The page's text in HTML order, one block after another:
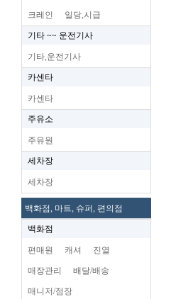
크레인 일당,시급
기타 ~~ 운전기사
기타,운전기사
카센타
카센타
주유소
주유원
세차장
세차장
백화점, 마트, 슈퍼, 편의점
백화점
편매원 캐셔 진열
매장관리 배달/배송
매니저/점장